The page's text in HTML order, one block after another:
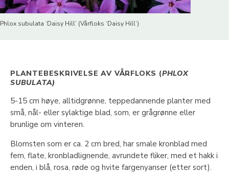
Phlox subulata ‘Daisy Hill’ (Vårfloks ‘Daisy Hill’)
PLANTEBESKRIVELSE AV VÅRFLOKS (PHLOX
SUBULATA)
5-15 cm høye, alltidgrønne, teppedannende planter med
små, nål- eller sylaktige blad, som, er grågrønne eller
brunlige om vinteren.
Blomsten som er ca. 2 cm bred, har smale kronblad med
fem, flate, kronbladlignende, avrundete fliker, med et hakk i
enden, i blå, rosa, røde og hvite fargenyanser (etter sort).